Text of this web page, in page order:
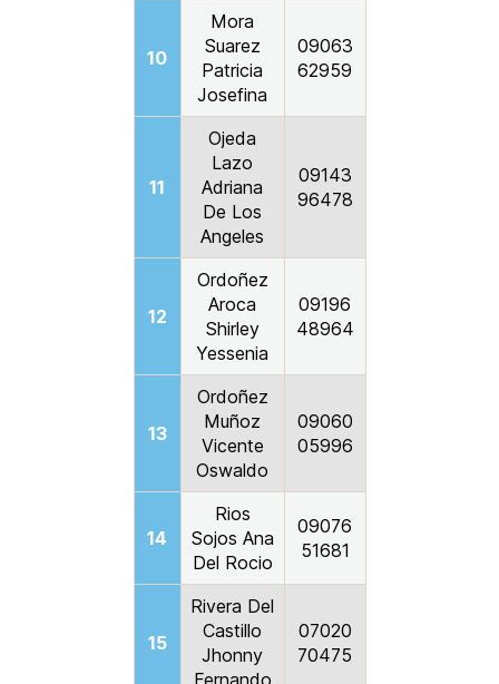
10
Mora
Suarez
Patricia
Josefina
09063
62959
11
Ojeda
Lazo
Adriana
De Los
Angeles
09143
96478
12
Ordoñez
Aroca
Shirley
Yessenia
09196
48964
13
Ordoñez
Muñoz
Vicente
Oswaldo
09060
05996
14
Rios
Sojos Ana
Del Rocio
09076
51681
15
Rivera Del
Castillo
Jhonny
Fernando
07020
70475